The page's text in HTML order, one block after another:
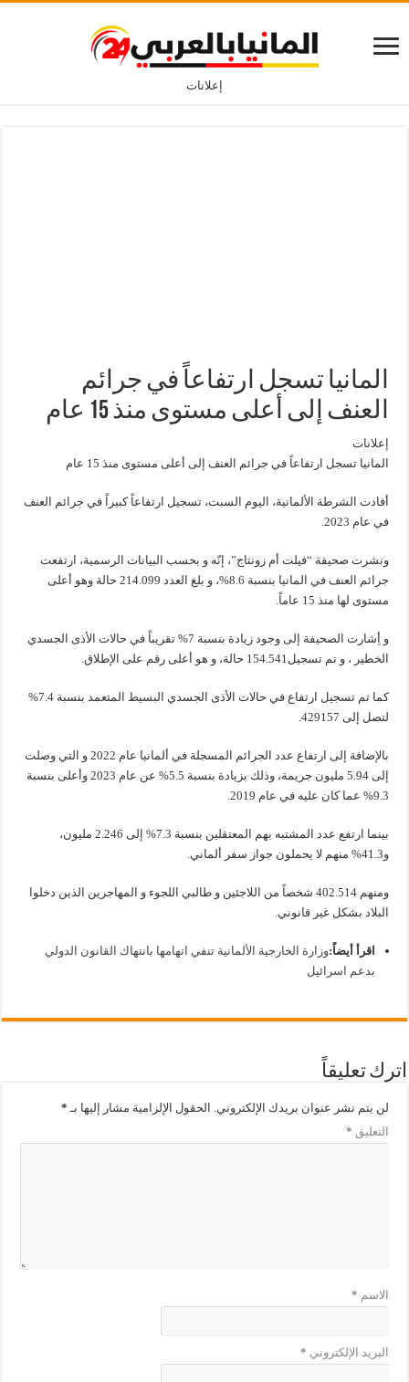
إعلانات
المانيا تسجل ارتفاعاً في جرائم
العنف إلى أعلى مستوى منذ 15 عام
إعلانات
المانيا تسجل ارتفاعاً في جرائم العنف إلى أعلى مستوى منذ 15 عام
أفادت الشرطة الألمانية، اليوم السبت، تسجيل ارتفاعاً كبيراً في جرائم العنف
في عام 2023.
ونشرت صحيفة “فيلت أم زونتاج”، إنّه و بحسب البيانات الرسمية، ارتفعت
جرائم العنف في المانيا بنسبة 8.6%، و بلغ العدد 214.099 حالة وهو أعلى
مستوى لها منذ 15 عاماً.
و أِشارت الصحيفة إلى وجود زيادة بنسبة 7% تقريباً في حالات الأذى الجسدي
الخطير ، و تم تسجيل154.541 حالة، و هو أعلى رقم على الإطلاق.
كما تم تسجيل ارتفاع في حالات الأذى الجسدي البسيط المتعمد بنسبة 7.4%
لتصل إلى 429157.
بالإضافة إلى ارتفاع عدد الجرائم المسجلة في ألمانيا عام 2022 و التي وصلت
إلى 5.94 مليون جريمة، وذلك بزيادة بنسبة 5.5% عن عام 2023 وأعلى بنسبة
9.3% عما كان عليه في عام 2019.
بينما ارتفع عدد المشتبه بهم المعتقلين بنسبة 7.3% إلى 2.246 مليون،
و41.3% منهم لا يحملون جواز سفر ألماني.
ومنهم 402.514 شخصاً من اللاجئين و طالبي اللجوء و المهاجرين الذين دخلوا
البلاد بشكل غير قانوني.
اقرأ أيضاً:وزارة الخارجية الألمانية تنفي اتهامها بانتهاك القانون الدولي
بدعم اسرائيل
اترك تعليقاً
لن يتم نشر عنوان بريدك الإلكتروني. الحقول الإلزامية مشار إليها بـ *
التعليق *
الاسم *
البريد الإلكتروني *